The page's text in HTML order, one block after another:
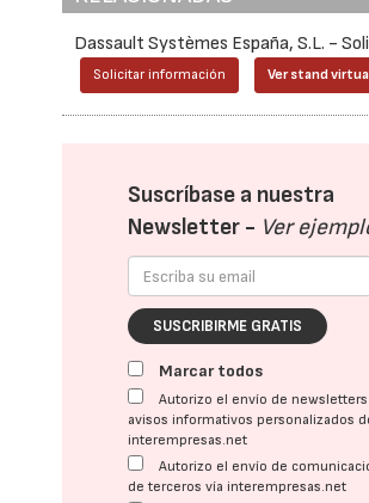
Dassault Systèmes España, S.L. -
Solicitar información Ver stand
Suscríbase a nuestra
Newsletter - Ver
SUSCRIBIRME GRATIS
Marcar todos
Autorizo el envío de
avisos informativos personalizados
interempresas.net
Autorizo el envío de
de terceros vía interempresas.net